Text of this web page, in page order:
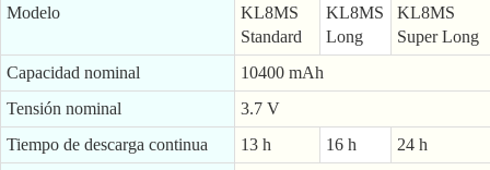
Modelo
KL8MS
Standard
KL8MS
Long
KL8MS
Super Long
Capacidad nominal
10400 mAh
Tensión nominal
3.7 V
Tiempo de descarga continua
13 h 16 h
24 h